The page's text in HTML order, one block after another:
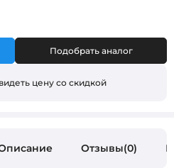
Подобрать аналог
цену со скидкой
Отзывы(0)